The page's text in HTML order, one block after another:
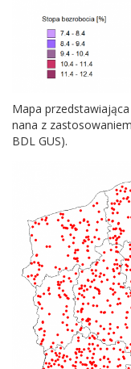
Mapa
nana z
BDL GUS).